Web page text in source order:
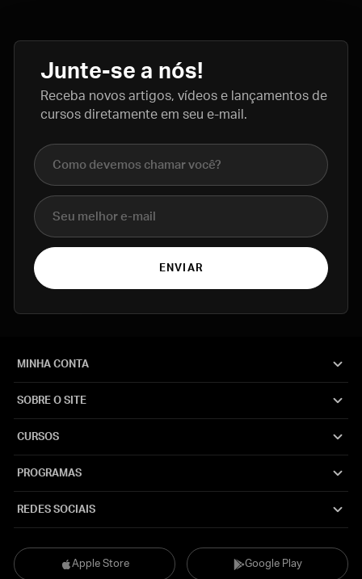
Junte-se a nós!
Receba novos artigos, vídeos e lançamentos de
cursos diretamente em seu e-mail.
Nome completo
E-mail
ENVIAR
Apple Store Google Play
MINHA CONTA
SOBRE O SITE
CURSOS
PROGRAMAS
REDES SOCIAIS